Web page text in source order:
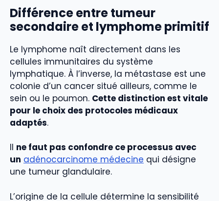
Différence entre tumeur
secondaire et lymphome primitif
Le lymphome naît directement dans les
cellules immunitaires du système
lymphatique. À l’inverse, la métastase est une
colonie d’un cancer situé ailleurs, comme le
sein ou le poumon. Cette distinction est vitale
pour le choix des protocoles médicaux
adaptés.
Il ne faut pas confondre ce processus avec
un adénocarcinome médecine qui désigne
une tumeur glandulaire.
L’origine de la cellule détermine la sensibilité